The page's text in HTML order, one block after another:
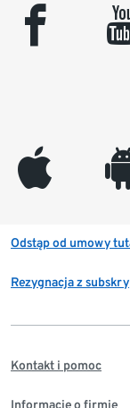
facebook
appleinc
Odstąp od umowy
Rezygnacja z
Kontakt i pomoc
Informacje o firmie